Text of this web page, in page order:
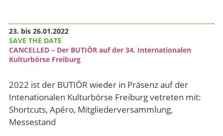
23. bis 26.01.2022
SAVE THE DATE
CANCELLED – Der BUTIÖR auf der 34. Internationalen
Kulturbörse Freiburg
2022 ist der BUTIÖR wieder in Präsenz auf der
Intenationalen Kulturbörse Freiburg vetreten mit:
Shortcuts, Apéro, Mitgliederversammlung,
Messestand